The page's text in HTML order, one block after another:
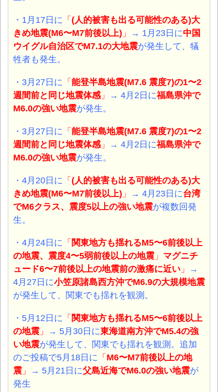
・1月17日に 「 (人的被害も出る可能性のある)大
きめ地震(M6〜M7前後以上) 」 → 1月23日に中国
ウイグル自治区でM7.1の大地震が発生して、犠
牲者も発生。
・3月27日に 「 能登半島地震(M7.6 震度7)の1〜2
週間前と同じ地震体感 」 → 4月2日に福島県沖で
M6.0の強い地震が発生。
・3月27日に 「 能登半島地震(M7.6 震度7)の1〜2
週間前と同じ地震体感 」 → 4月2日に福島県沖で
M6.0の強い地震が発生。
・4月20日に 「 (人的被害も出る可能性のある)大
きめ地震(M6〜M7前後以上) 」 → 4月23日に台湾
でM6クラス、震度5以上の強い地震が複数回発
生。
・4月24日に 「 関東地方も揺れるM5〜6前後以上
の地震、震度4〜5弱前後以上の地震 」 マグニチ
ュード6〜7前後以上の地震前の激痛に近い 」
→
4月27日に小笠原諸島西方沖でM6.9の大規模地震
が発生して、関東でも揺れを観測。
・5月12日に 「 関東地方も揺れるM5〜6前後以上
の地震 」 → 5月30日に東海道南方沖でM5.4の強
い地震が発生して、関東でも揺れを観測。追加
のご投稿で5月18日に 「 M6〜M7前後以上の地
震 」 → 5月21日に父島近海でM6.0の強い地震が
発生